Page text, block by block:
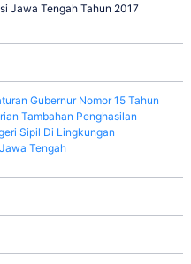
Jawa Tengah Tahun 2017
Gubernur Nomor 15 Tahun
Tambahan Penghasilan
Sipil Di Lingkungan
Tengah